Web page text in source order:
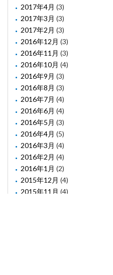
2017年4月 (3)
2017年3月 (3)
2017年2月 (3)
2016年12月 (3)
2016年11月 (3)
2016年10月 (4)
2016年9月 (3)
2016年8月 (3)
2016年7月 (4)
2016年6月 (4)
2016年5月 (3)
2016年4月 (5)
2016年3月 (4)
2016年2月 (4)
2016年1月 (2)
2015年12月 (4)
2015年11月 (4)